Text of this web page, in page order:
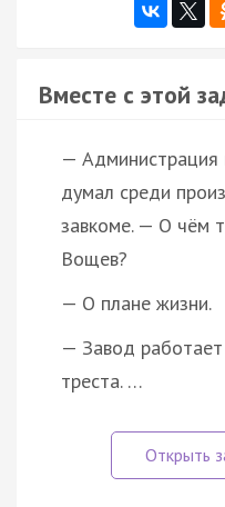
Вместе с этой
— Администрация
думал среди
завкоме. — О чём
Вощев?
— О плане жизни.
— Завод
треста. …